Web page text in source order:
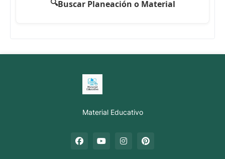
🔍Buscar Planeación o Material
Material Educativo